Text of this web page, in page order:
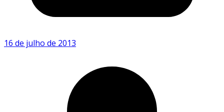
16 de julho de 2013